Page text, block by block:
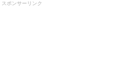
スポンサーリンク